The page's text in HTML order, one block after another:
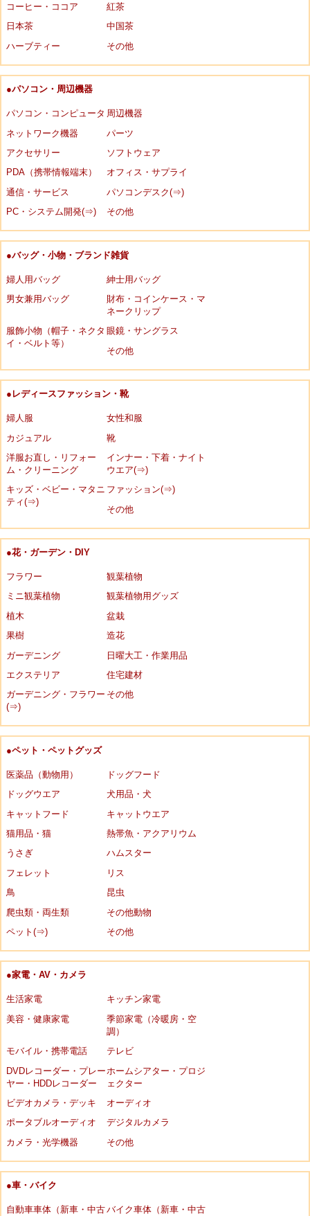
コーヒー・ココア
紅茶
日本茶
中国茶
ハーブティー
その他
●パソコン・周辺機器
パソコン・コンピュータ 周辺機器
ネットワーク機器
パーツ
アクセサリー
ソフトウェア
PDA（携帯情報端末）
オフィス・サプライ
通信・サービス
パソコンデスク(⇒)
PC・システム開発(⇒)
その他
●バッグ・小物・ブランド雑貨
婦人用バッグ
紳士用バッグ
男女兼用バッグ
財布・コインケース・マ
ネークリップ
服飾小物（帽子・ネクタ
イ・ベルト等）
眼鏡・サングラス
その他
●レディースファッション・靴
婦人服
女性和服
カジュアル
靴
洋服お直し・リフォー
ム・クリーニング
インナー・下着・ナイト
ウエア(⇒)
キッズ・ベビー・マタニ
ティ(⇒)
ファッション(⇒)
その他
●花・ガーデン・DIY
フラワー
観葉植物
ミニ観葉植物
観葉植物用グッズ
植木
盆栽
果樹
造花
ガーデニング
日曜大工・作業用品
エクステリア
住宅建材
ガーデニング・フラワー
(⇒)
その他
●ペット・ペットグッズ
医薬品（動物用）
ドッグフード
ドッグウエア
犬用品・犬
キャットフード
キャットウエア
猫用品・猫
熱帯魚・アクアリウム
うさぎ
ハムスター
フェレット
リス
鳥
昆虫
爬虫類・両生類
その他動物
ペット(⇒)
その他
●家電・AV・カメラ
生活家電
キッチン家電
美容・健康家電
季節家電（冷暖房・空
調）
モバイル・携帯電話
テレビ
DVDレコーダー・プレー
ヤー・HDDレコーダー
ホームシアター・プロジ
ェクター
ビデオカメラ・デッキ
オーディオ
ポータブルオーディオ
デジタルカメラ
カメラ・光学機器
その他
●車・バイク
自動車車体（新車・中古バイク車体（新車・中古